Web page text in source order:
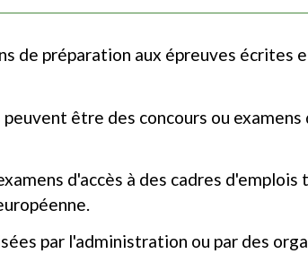
de préparation aux épreuves écrites
être des concours ou examens
d'accès à des cadres
par l'administration ou par des